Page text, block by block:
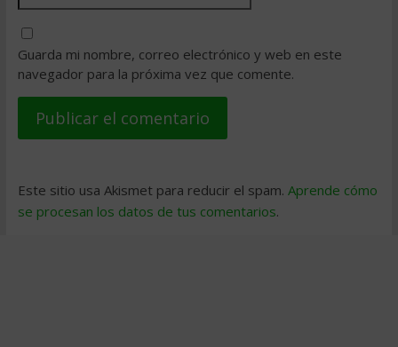
Guarda mi nombre, correo electrónico y web en este
navegador para la próxima vez que comente.
Este sitio usa Akismet para reducir el spam. Aprende cómo
se procesan los datos de tus comentarios.